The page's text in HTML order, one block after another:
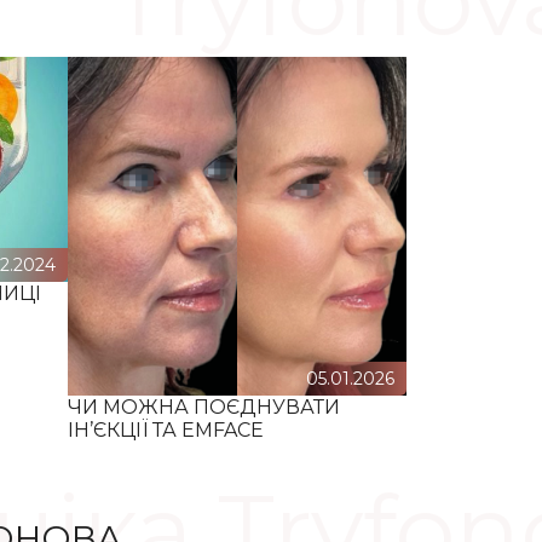
05.01.2026
ЧИ МОЖНА ПОЄДНУВАТИ
ІН’ЄКЦІЇ ТА EMFACE